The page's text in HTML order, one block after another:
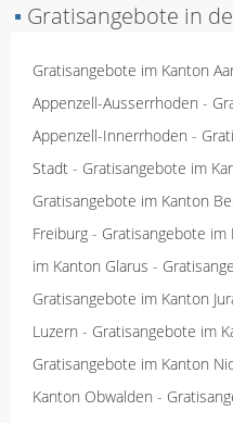
▪ Gratisangebote in
Gratisangebote im Kanton
Appenzell-Ausserrhoden -
Appenzell-Innerrhoden -
Stadt - Gratisangebote im
Gratisangebote im Kanton
Freiburg - Gratisangebote im
im Kanton Glarus -
Gratisangebote im Kanton
Luzern - Gratisangebote im
Gratisangebote im Kanton
Kanton Obwalden -